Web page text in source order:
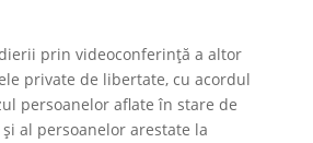
prin videoconferință a altor
private de libertate, cu acordul
persoanelor aflate în stare de
al persoanelor arestate la